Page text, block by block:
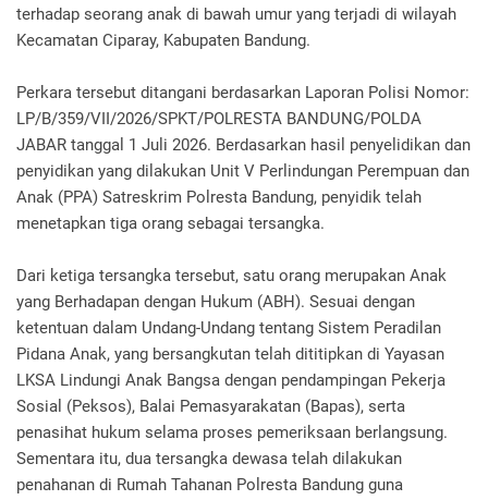
terhadap seorang anak di bawah umur yang terjadi di wilayah
Kecamatan Ciparay, Kabupaten Bandung.
Perkara tersebut ditangani berdasarkan Laporan Polisi Nomor:
LP/B/359/VII/2026/SPKT/POLRESTA BANDUNG/POLDA
JABAR tanggal 1 Juli 2026. Berdasarkan hasil penyelidikan dan
penyidikan yang dilakukan Unit V Perlindungan Perempuan dan
Anak (PPA) Satreskrim Polresta Bandung, penyidik telah
menetapkan tiga orang sebagai tersangka.
Dari ketiga tersangka tersebut, satu orang merupakan Anak
yang Berhadapan dengan Hukum (ABH). Sesuai dengan
ketentuan dalam Undang-Undang tentang Sistem Peradilan
Pidana Anak, yang bersangkutan telah dititipkan di Yayasan
LKSA Lindungi Anak Bangsa dengan pendampingan Pekerja
Sosial (Peksos), Balai Pemasyarakatan (Bapas), serta
penasihat hukum selama proses pemeriksaan berlangsung.
Sementara itu, dua tersangka dewasa telah dilakukan
penahanan di Rumah Tahanan Polresta Bandung guna